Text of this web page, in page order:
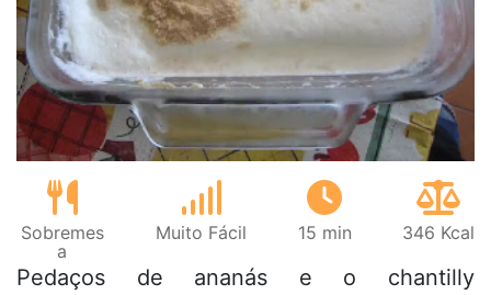
Sobremes
a
Muito Fácil 15 min 346 Kcal
Pedaços de ananás e o chantilly